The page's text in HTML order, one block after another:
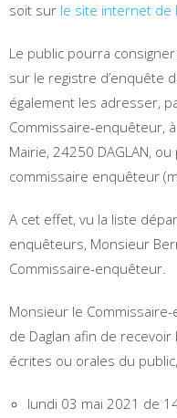
soit sur le site internet de
Le public pourra
sur le registre d’enquête
également les adresser,
Commissaire-enquêteur,
Mairie, 24250 DAGLAN,
commissaire enquêteur
A cet effet, vu la liste
enquêteurs, Monsieur
Commissaire-enquêteur.
Monsieur le
de Daglan afin de
écrites ou orales du
lundi 03 mai 2021 de